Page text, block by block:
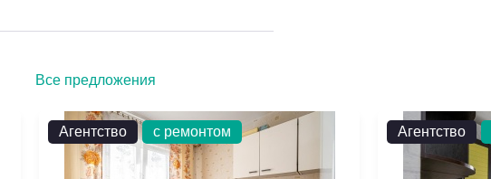
Все предложения
Агентство с ремонтом Агентство